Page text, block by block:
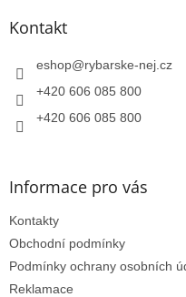
Kontakt
eshop@rybarske-nej.cz
+420 606 085 800
+420 606 085 800
Informace pro vás
Kontakty
Obchodní podmínky
Podmínky ochrany osobních
Reklamace